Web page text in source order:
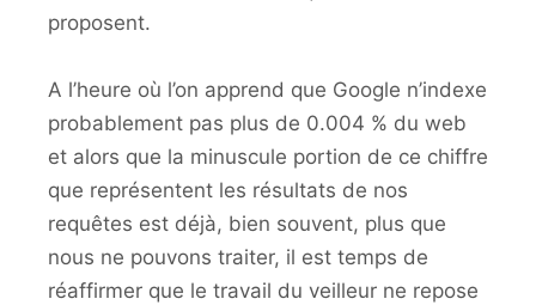
proposent.
A l’heure où l’on apprend que Google n’indexe
probablement pas plus de 0.004 % du web
et alors que la minuscule portion de ce chiffre
que représentent les résultats de nos
requêtes est déjà, bien souvent, plus que
nous ne pouvons traiter, il est temps de
réaffirmer que le travail du veilleur ne repose